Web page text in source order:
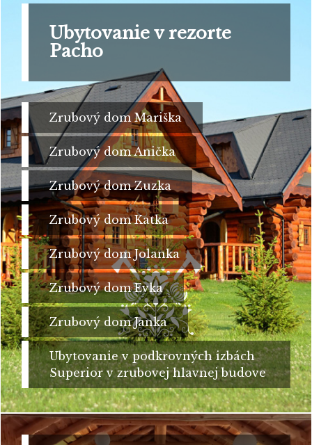
Ubytovanie v rezorte
Pacho
Zrubový dom Mariška
Zrubový dom Anička
Zrubový dom Zuzka
Zrubový dom Katka
Zrubový dom Jolanka
Zrubový dom Evka
Zrubový dom Janka
Ubytovanie v podkrovných izbách
Superior v zrubovej hlavnej budove